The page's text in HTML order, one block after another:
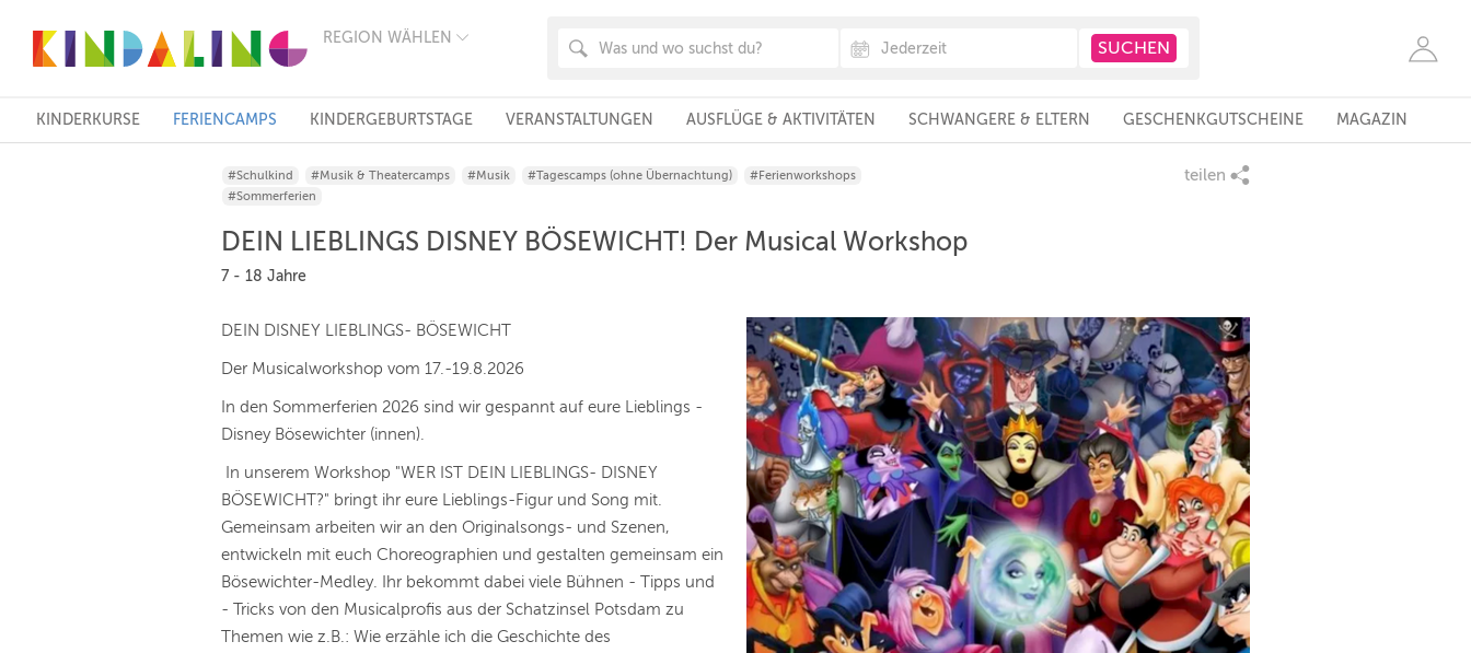
REGION WÄHLEN
FRANKFURT
KÖLN
STUTTGART
HANNOVER
LEIPZIG
ZÜRICH
ANDERE
REGIONEN
KINDERKURSE FERIENCAMPS KINDERGEBURTSTAGE VERANSTALTUNGEN AUSFLÜGE & AKTIVITÄTEN SCHWANGERE & ELTERN GESCHENKGUTSCHEINE MAGAZIN
#Schulkind #Musik & Theatercamps #Musik #Tagescamps (ohne Übernachtung)
#Ferienworkshops
#Sommerferien
teilen
DEIN LIEBLINGS DISNEY BÖSEWICHT! Der Musical Workshop
7 - 18 Jahre
DEIN DISNEY LIEBLINGS- BÖSEWICHT
Der Musicalworkshop vom 17.-19.8.2026
In den Sommerferien 2026 sind wir gespannt auf eure Lieblings -
Disney Bösewichter (innen).
In unserem Workshop "WER IST DEIN LIEBLINGS- DISNEY
BÖSEWICHT?" bringt ihr eure Lieblings-Figur und Song mit.
Gemeinsam arbeiten wir an den Originalsongs- und Szenen,
entwickeln mit euch Choreographien und gestalten gemeinsam ein
Bösewichter-Medley. Ihr bekommt dabei viele Bühnen - Tipps und
- Tricks von den Musicalprofis aus der Schatzinsel Potsdam zu
Themen wie z.B.: Wie erzähle ich die Geschichte des